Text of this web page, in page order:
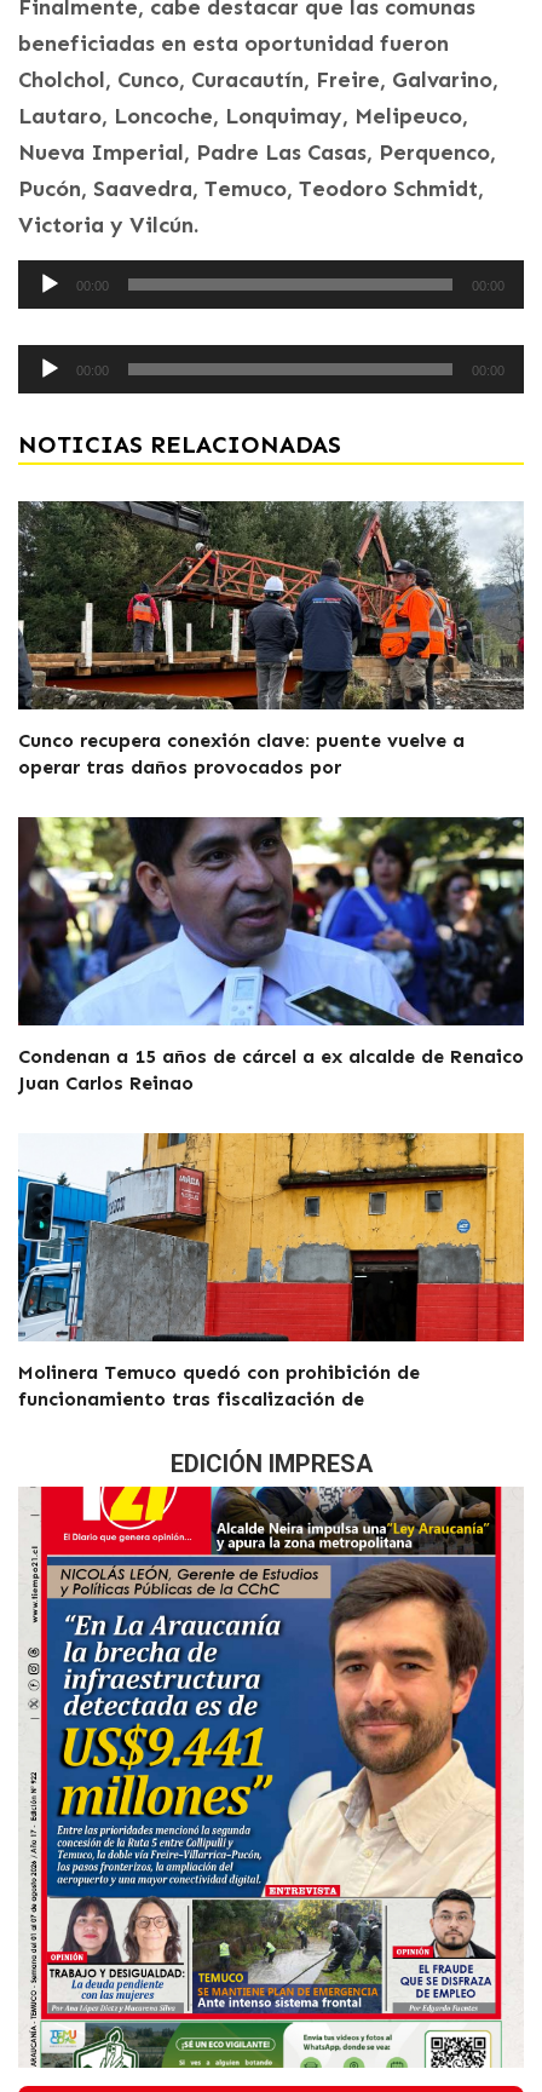
Finalmente, cabe destacar que las comunas
beneficiadas en esta oportunidad fueron
Cholchol, Cunco, Curacautín, Freire, Galvarino,
Lautaro, Loncoche, Lonquimay, Melipeuco,
Nueva Imperial, Padre Las Casas, Perquenco,
Pucón, Saavedra, Temuco, Teodoro Schmidt,
Victoria y Vilcún.
Reproductor
de
audio
00:00 00:00
Reproductor
de
audio
00:00 00:00
NOTICIAS RELACIONADAS
Cunco recupera conexión clave: puente vuelve a
operar tras daños provocados por
Condenan a 15 años de cárcel a ex alcalde de Renaico
Juan Carlos Reinao
Molinera Temuco quedó con prohibición de
funcionamiento tras fiscalización de
EDICIÓN IMPRESA